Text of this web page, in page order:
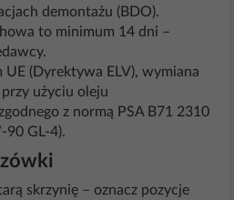
demontażu (BDO).
to minimum 14 dni –
UE (Dyrektywa ELV), wymiana
użyciu oleju
z normą PSA B71 2310
90 GL-4).
skrzynię – oznacz pozycje